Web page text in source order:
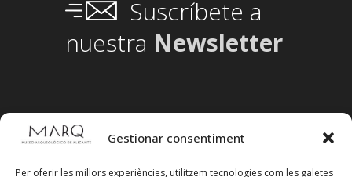
Gestionar consentiment
Per oferir les millors experiències, utilitzem tecnologies com les galetes
Suscríbete a
nuestra Newsletter